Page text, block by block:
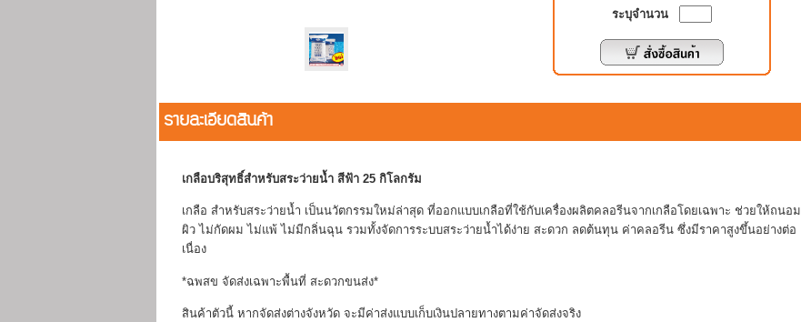
ระบุจำนวน
รายละเอียดสินค้า
เกลือบริสุทธิ์สำหรับสระว่ายน้ำ สีฟ้า 25 กิโลกรัม
เกลือ สำหรับสระว่ายน้ำ เป็นนวัตกรรมใหม่ล่าสุด ที่ออกแบบเกลือที่ใช้กับเครื่องผลิตคลอรีนจากเกลือโดยเฉพาะ ช่วยให้ถนอม
ผิว ไม่กัดผม ไม่แพ้ ไม่มีกลิ่นฉุน รวมทั้งจัดการระบบสระว่ายน้ำได้ง่าย สะดวก ลดต้นทุน ค่าคลอรีน ซึ่งมีราคาสูงขึ้นอย่างต่อ
เนื่อง
*ฉพสข จัดส่งเฉพาะพื้นที่ สะดวกขนส่ง*
สินค้าตัวนี้ หากจัดส่งต่างจังหวัด จะมีค่าส่งแบบเก็บเงินปลายทางตามค่าจัดส่งจริง